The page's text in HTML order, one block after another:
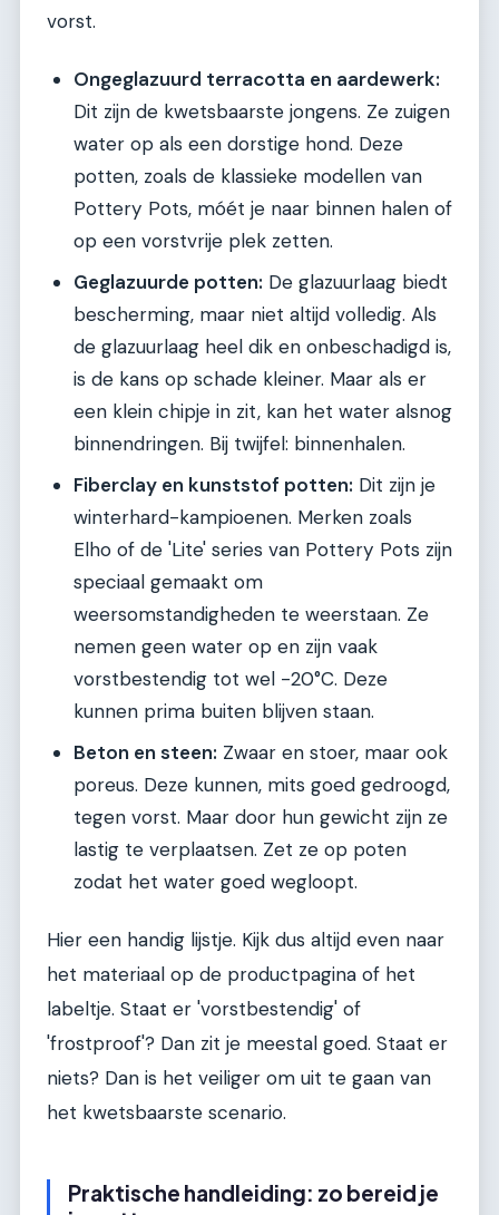
vorst.
Ongeglazuurd terracotta en aardewerk:
Dit zijn de kwetsbaarste jongens. Ze zuigen
water op als een dorstige hond. Deze
potten, zoals de klassieke modellen van
Pottery Pots, móét je naar binnen halen of
op een vorstvrije plek zetten.
Geglazuurde potten: De glazuurlaag biedt
bescherming, maar niet altijd volledig. Als
de glazuurlaag heel dik en onbeschadigd is,
is de kans op schade kleiner. Maar als er
een klein chipje in zit, kan het water alsnog
binnendringen. Bij twijfel: binnenhalen.
Fiberclay en kunststof potten: Dit zijn je
winterhard-kampioenen. Merken zoals
Elho of de 'Lite' series van Pottery Pots zijn
speciaal gemaakt om
weersomstandigheden te weerstaan. Ze
nemen geen water op en zijn vaak
vorstbestendig tot wel -20°C. Deze
kunnen prima buiten blijven staan.
Beton en steen: Zwaar en stoer, maar ook
poreus. Deze kunnen, mits goed gedroogd,
tegen vorst. Maar door hun gewicht zijn ze
lastig te verplaatsen. Zet ze op poten
zodat het water goed wegloopt.
Hier een handig lijstje. Kijk dus altijd even naar
het materiaal op de productpagina of het
labeltje. Staat er 'vorstbestendig' of
'frostproof'? Dan zit je meestal goed. Staat er
niets? Dan is het veiliger om uit te gaan van
het kwetsbaarste scenario.
Praktische handleiding: zo bereid je